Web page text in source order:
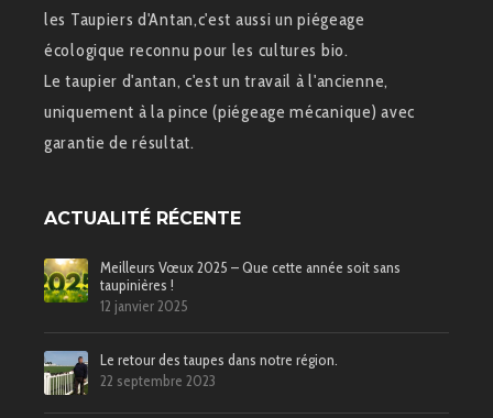
les Taupiers d'Antan,c'est aussi un piégeage
écologique reconnu pour les cultures bio.
Le taupier d'antan, c'est un travail à l'ancienne,
uniquement à la pince (piégeage mécanique) avec
garantie de résultat.
ACTUALITÉ RÉCENTE
Meilleurs Vœux 2025 – Que cette année soit sans
taupinières !
12 janvier 2025
Le retour des taupes dans notre région.
22 septembre 2023